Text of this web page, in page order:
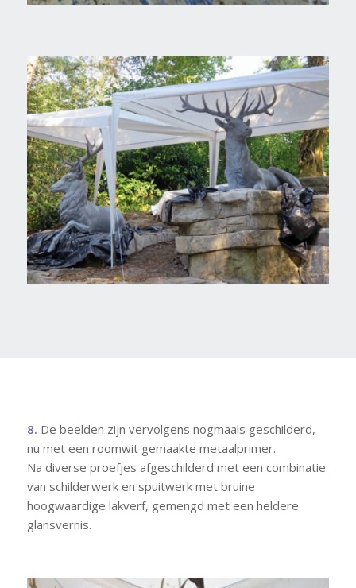
8. De beelden zijn vervolgens nogmaals geschilderd,
nu met een roomwit gemaakte metaalprimer.
Na diverse proefjes afgeschilderd met een combinatie
van schilderwerk en spuitwerk met bruine
hoogwaardige lakverf, gemengd met een heldere
glansvernis.